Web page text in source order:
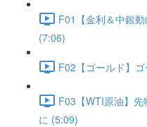
F01【金利＆中銀
(7:06)
F02【ゴールド】
F03【WTI原油】
に (5:09)